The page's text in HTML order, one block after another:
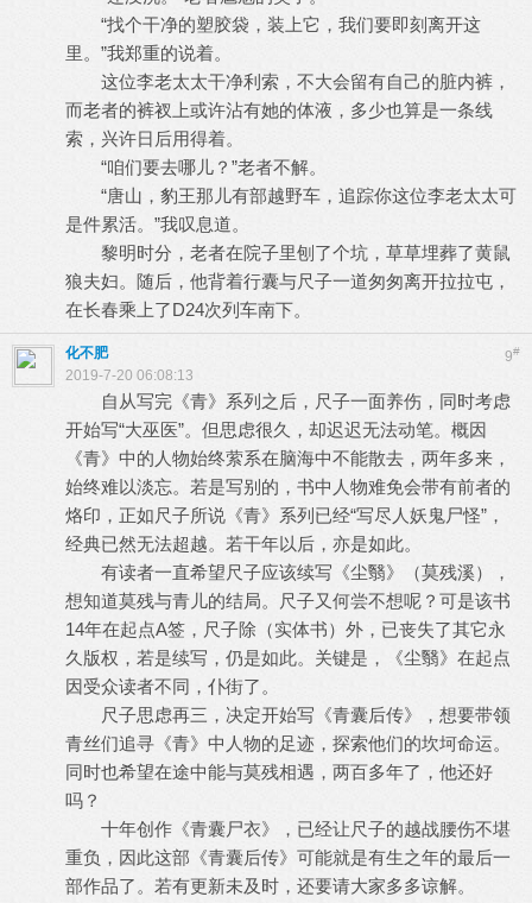
“找个干净的塑胶袋，装上它，我们要即刻离开这
里。”我郑重的说着。
这位李老太太干净利索，不大会留有自己的脏内裤，
而老者的裤衩上或许沾有她的体液，多少也算是一条线
索，兴许日后用得着。
“咱们要去哪儿？”老者不解。
“唐山，豹王那儿有部越野车，追踪你这位李老太太可
是件累活。”我叹息道。
黎明时分，老者在院子里刨了个坑，草草埋葬了黄鼠
狼夫妇。随后，他背着行囊与尺子一道匆匆离开拉拉屯，
在长春乘上了D24次列车南下。
9#
化不肥
2019-7-20 06:08:13
自从写完《青》系列之后，尺子一面养伤，同时考虑
开始写“大巫医”。但思虑很久，却迟迟无法动笔。概因
《青》中的人物始终萦系在脑海中不能散去，两年多来，
始终难以淡忘。若是写别的，书中人物难免会带有前者的
烙印，正如尺子所说《青》系列已经“写尽人妖鬼尸怪”，
经典已然无法超越。若干年以后，亦是如此。
有读者一直希望尺子应该续写《尘翳》（莫残溪），
想知道莫残与青儿的结局。尺子又何尝不想呢？可是该书
14年在起点A签，尺子除（实体书）外，已丧失了其它永
久版权，若是续写，仍是如此。关键是，《尘翳》在起点
因受众读者不同，仆街了。
尺子思虑再三，决定开始写《青囊后传》，想要带领
青丝们追寻《青》中人物的足迹，探索他们的坎坷命运。
同时也希望在途中能与莫残相遇，两百多年了，他还好
吗？
十年创作《青囊尸衣》，已经让尺子的越战腰伤不堪
重负，因此这部《青囊后传》可能就是有生之年的最后一
部作品了。若有更新未及时，还要请大家多多谅解。